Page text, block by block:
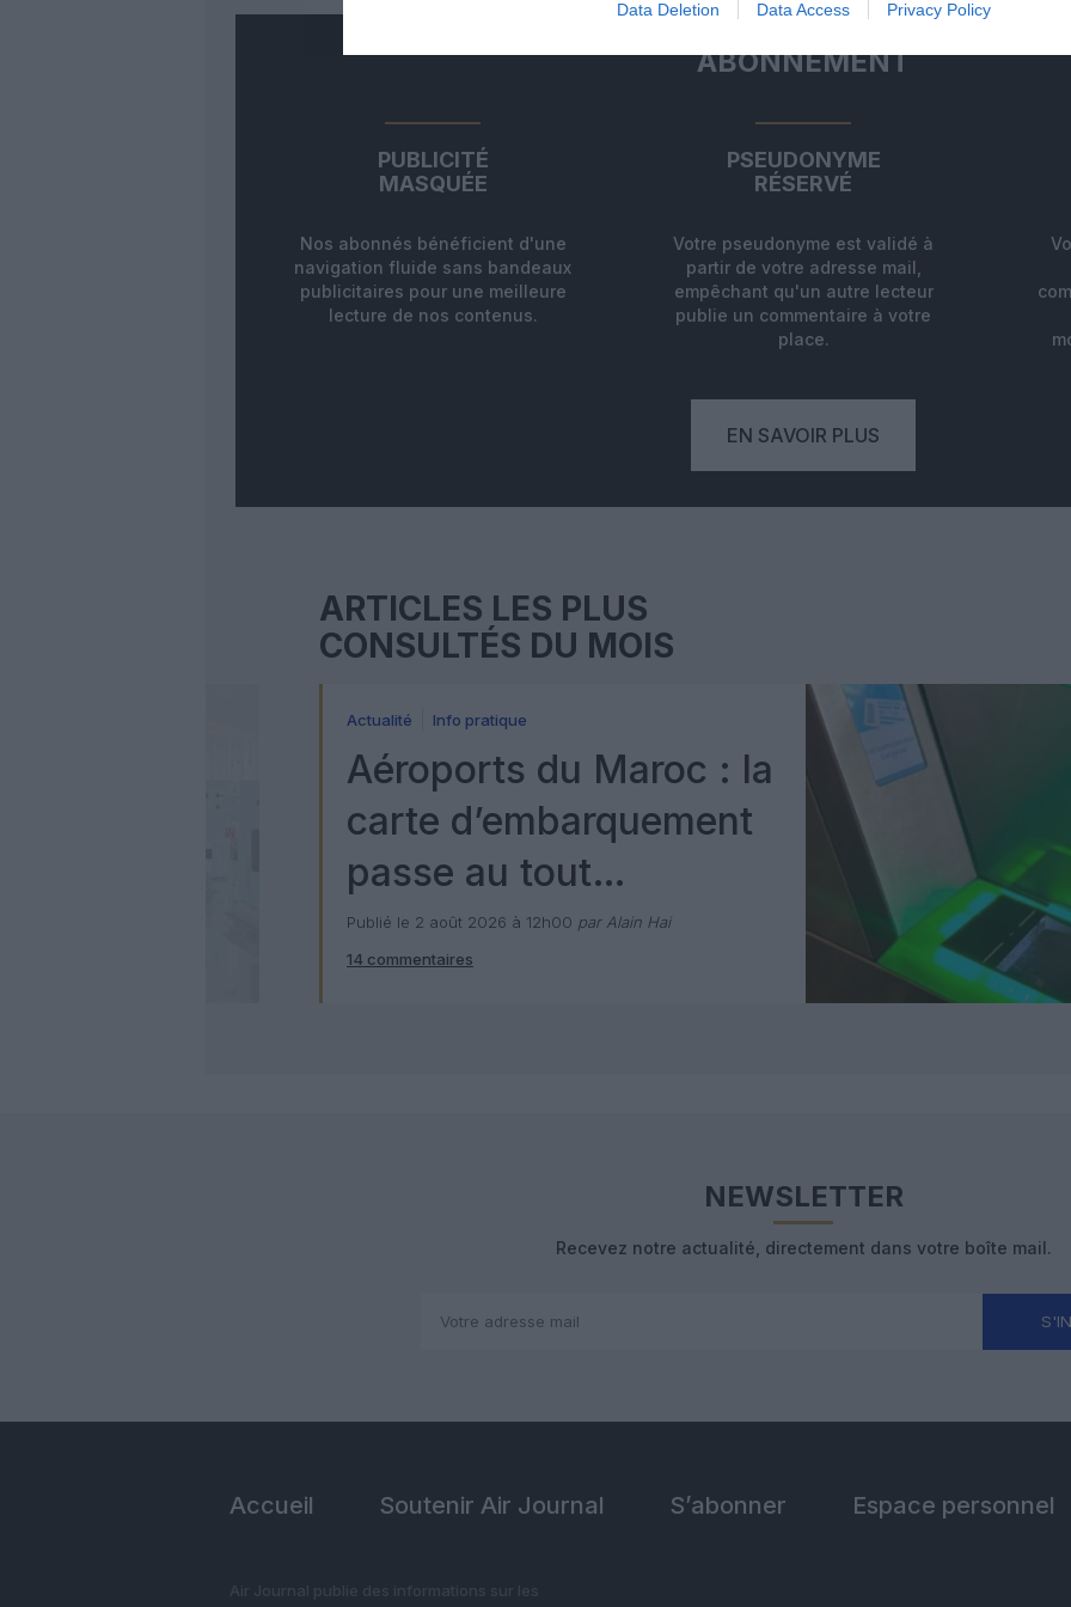
Data Deletion Data Access Privacy Policy
ABONNEMENT
PUBLICITÉ
MASQUÉE
Nos abonnés bénéficient d'une
navigation fluide sans bandeaux
publicitaires pour une meilleure
lecture de nos contenus.
PSEUDONYME
RÉSERVÉ
Votre pseudonyme est validé à
partir de votre adresse mail,
empêchant qu'un autre lecteur
publie un commentaire à votre
place.
EN SAVOIR PLUS
ARTICLES LES PLUS
CONSULTÉS DU MOIS
Actualité Info pratique
Aéroports du Maroc : la
carte d’embarquement
passe au tout
numérique avec Pax
Check
Publié le 2 août 2026 à 12h00 par Alain Hai
14 commentaires
NEWSLETTER
Recevez notre actualité, directement dans votre boîte mail.
Accueil Soutenir Air Journal S’abonner Espace personnel